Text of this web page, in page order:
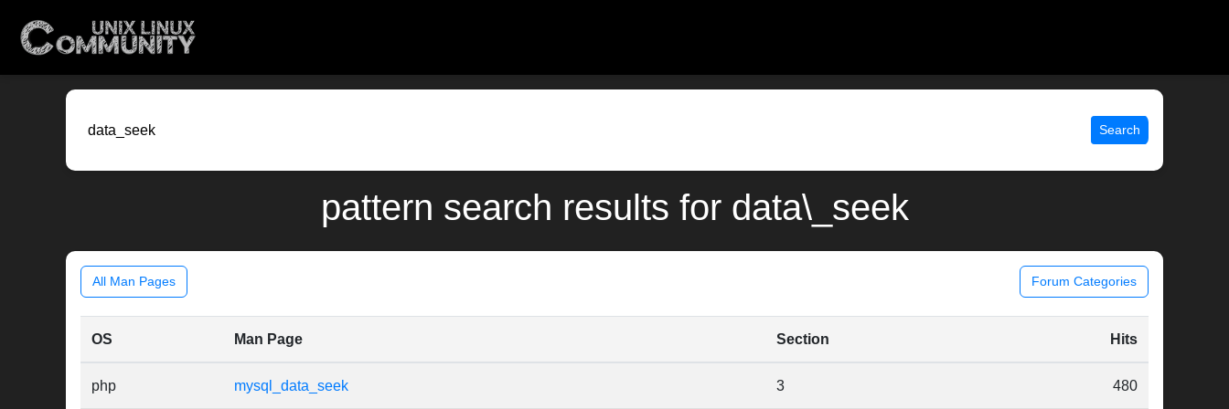
Search
pattern search results for data\_seek
All Man Pages Forum Categories
OS Man Page Section Hits
php mysql_data_seek 3 480